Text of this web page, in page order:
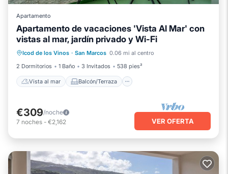
Apartamento
Apartamento de vacaciones 'Vista Al Mar' con
vistas al mar, jardín privado y Wi-Fi
Icod de los Vinos · San Marcos 0.06 mi al centro
2 Dormitorios
1 Baño 3 Invitados 538 pies²
Vista al mar Balcón/Terraza
Vista al mar
Balcón/Terraza
Vistas
Cocina
€309/noche
7 noches - €2,162 VER OFERTA